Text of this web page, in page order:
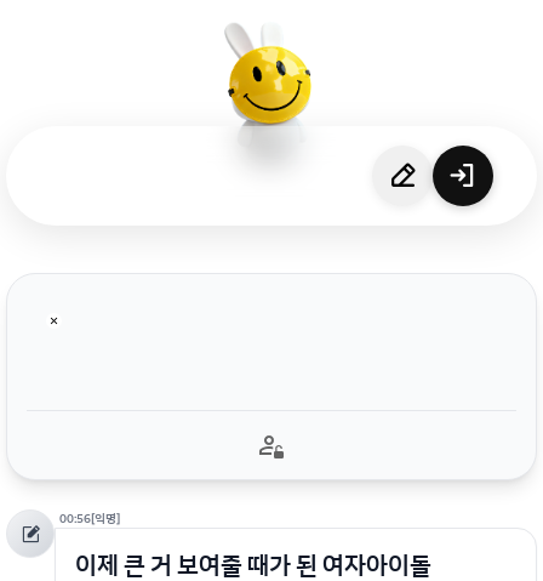
00:56[익명]
이제 큰 거 보여줄 때가 된 여자아이돌